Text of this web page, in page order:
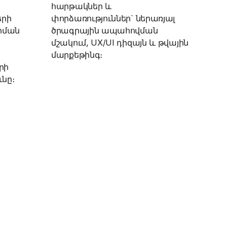
հարթակներ և
փորձառություններ` ներառյալ
ծրագրային ապահովման
մշակում, UX/UI դիզայն և թվային
մարքեթինգ։